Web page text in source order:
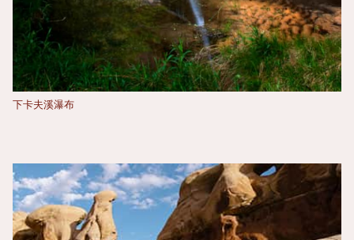
下卡夫溪瀑布